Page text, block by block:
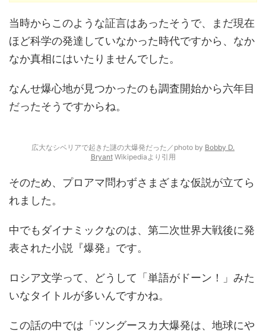
当時からこのような証言はあったそうで、まだ現在
ほど科学の発達していなかった時代ですから、なか
なか真相にはいたりませんでした。
なんせ爆心地が見つかったのも調査開始から六年目
だったそうですからね。
広大なシベリアで起きた謎の大爆発だった／photo by Bobby D.
BryantWikipediaより引用
そのため、プロアマ問わずさまざまな仮説が立てら
れました。
中でもダイナミックなのは、第二次世界大戦後に発
表された小説『爆発』です。
ロシア文学って、どうして「単語がドーン！」みた
いなタイトルが多いんですかね。
この話の中では「ツングースカ大爆発は、地球にや